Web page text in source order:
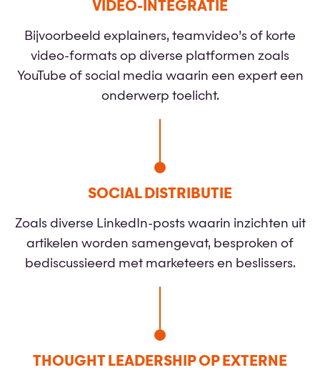
VIDEO-INTEGRATIE
Bijvoorbeeld explainers, teamvideo’s of korte
video-formats op diverse platformen zoals
YouTube of social media waarin een expert een
onderwerp toelicht.
SOCIAL DISTRIBUTIE
Zoals diverse LinkedIn-posts waarin inzichten uit
artikelen worden samengevat, besproken of
bediscussieerd met marketeers en beslissers.
THOUGHT LEADERSHIP OP EXTERNE